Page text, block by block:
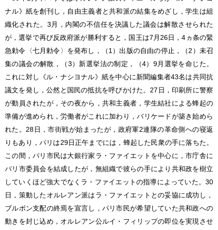
ナル》紙を創刊し，自由主義者と共和派の結集をめざし，学生は組
織化された。3月，内閣の不信任を決議した議会は解散させられた
が，選挙で再び反政府派が勝利すると，国王は7月26日，4ヵ条の緊
急勅令〈七月勅令〉を発布し，（1）出版の自由の停止，（2）未召
集の議会の解散，（3）新選挙法の制定，（4）9月選挙を命じた。
これに対し《ル・ナシヨナル》紙を中心に新聞編集者43名は共同抗
議文を発し，公然と国民の抵抗を呼びかけた。27日，印刷所に警察
が動員されたが，その夜から，共和主義者，学生結社による蜂起の
準備が進められ，労働者がこれに加わり，バリケードが築き始めら
れた。28日，市街戦が始まったが，政府軍2連隊の革命側への寝返
りもあり，パリは29日正午までには，蜂起した民衆の手に落ちた。
この間，パリ市民は大銀行家ラ・ファイエットを中心に，市庁舎に
パリ市委員会を結成したが，無組織で彼らの手により共和政を樹立
していくほど強大でなくラ・ファイエットの指導によっていた。30
日，策動したオルレアン派はラ・ファイエットとの妥協に成功し，
ブルボン支配の終焉を宣言し，パリ市民が希望していた共和政への
動きを封じ込め，オルレアン公ルイ・フィリップの即位を実現させ